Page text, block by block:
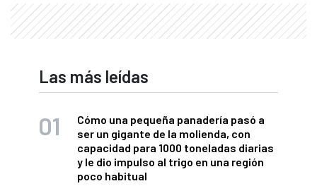
Las más leídas
Cómo una pequeña panadería pasó a
ser un gigante de la molienda, con
capacidad para 1000 toneladas diarias
y le dio impulso al trigo en una región
poco habitual